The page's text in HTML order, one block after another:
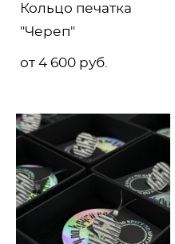
Кольцо печатка
"Череп"
от 4 600 pуб.